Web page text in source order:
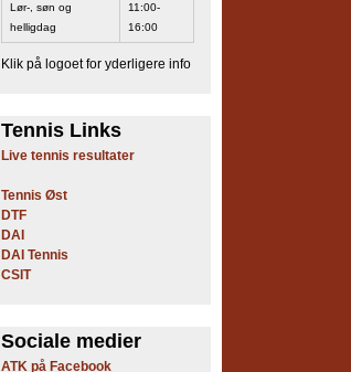
Lør-, søn og
helligdag
11:00-
16:00
Klik på logoet for yderligere info
Tennis Links
Live tennis resultater
Tennis Øst
DTF
DAI
DAI Tennis
CSIT
Sociale medier
ATK på Facebook